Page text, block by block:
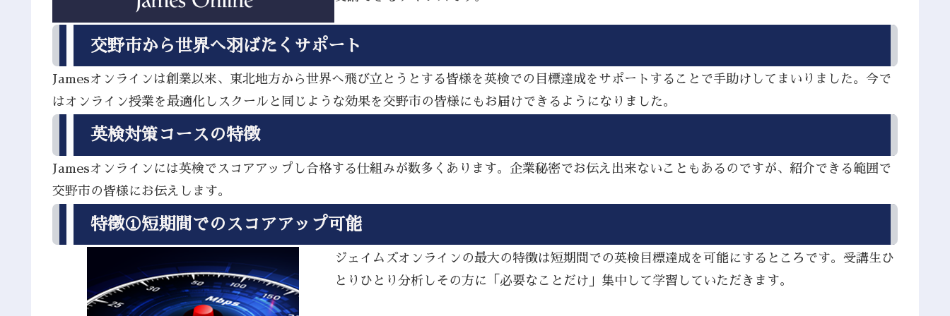
交野市から世界へ羽ばたくサポート
Jamesオンラインは創業以来、東北地方から世界へ飛び立とうとする皆様を英検での目標達成をサポートすることで手助けしてまいりました。今で
はオンライン授業を最適化しスクールと同じような効果を交野市の皆様にもお届けできるようになりました。
英検対策コースの特徴
Jamesオンラインには英検でスコアアップし合格する仕組みが数多くあります。企業秘密でお伝え出来ないこともあるのですが、紹介できる範囲で
交野市の皆様にお伝えします。
特徴①短期間でのスコアアップ可能
ジェイムズオンラインの最大の特徴は短期間での英検目標達成を可能にするところです。受講生ひ
とりひとり分析しその方に「必要なことだけ」集中して学習していただきます。